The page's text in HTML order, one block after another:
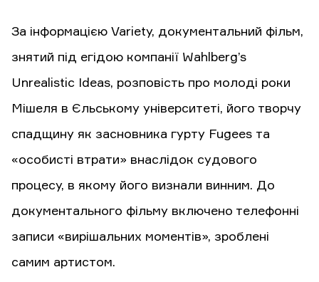
За інформацією Variety, документальний фільм,
знятий під егідою компанії Wahlberg’s
Unrealistic Ideas, розповість про молоді роки
Мішеля в Єльському університеті, його творчу
спадщину як засновника гурту Fugees та
«особисті втрати» внаслідок судового
процесу, в якому його визнали винним. До
документального фільму включено телефонні
записи «вирішальних моментів», зроблені
самим артистом.